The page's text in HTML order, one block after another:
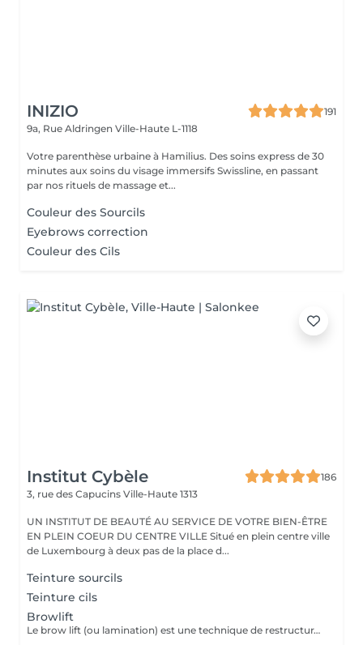
INIZIO
191
9a, Rue Aldringen Ville-Haute L-1118
Votre parenthèse urbaine à Hamilius. Des soins express de 30
minutes aux soins du visage immersifs Swissline, en passant
par nos rituels de massage et...
Couleur des Sourcils
Eyebrows correction
Couleur des Cils
Institut Cybèle
186
3, rue des Capucins Ville-Haute 1313
UN INSTITUT DE BEAUTÉ AU SERVICE DE VOTRE BIEN-ÊTRE
EN PLEIN COEUR DU CENTRE VILLE Situé en plein centre ville
de Luxembourg à deux pas de la place d...
Teinture sourcils
Teinture cils
Browlift
Le brow lift (ou lamination) est une technique de restructuration qui discipline, rehausse et épaissit les sourcils, offrant un effet fourni et structuré pendant environ 6 à 8 semaines. Ce soin utilise des sérums pour assouplir le poil, le brosser vers le haut et le fixer. Teinture comprise dans le soin.